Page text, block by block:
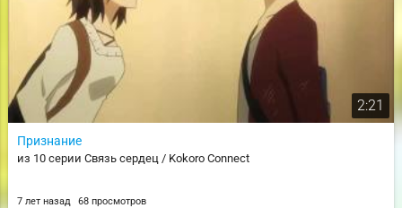
2:21
Признание
из 10 серии Связь сердец / Kokoro Connect
7 лет назад 68 просмотров